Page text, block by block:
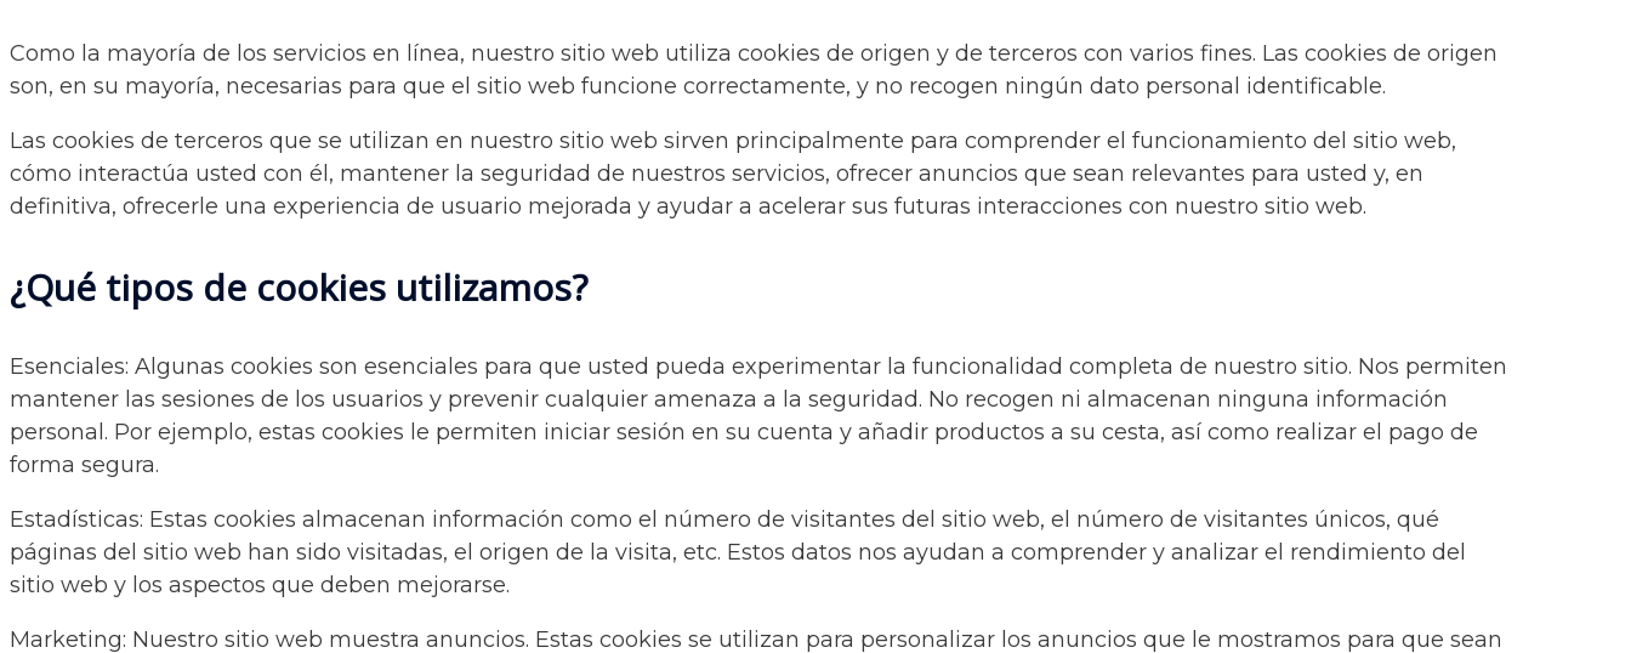
Como la mayoría de los servicios en línea, nuestro sitio web utiliza cookies de origen y de terceros con varios fines. Las cookies de origen
son, en su mayoría, necesarias para que el sitio web funcione correctamente, y no recogen ningún dato personal identificable.
Las cookies de terceros que se utilizan en nuestro sitio web sirven principalmente para comprender el funcionamiento del sitio web,
cómo interactúa usted con él, mantener la seguridad de nuestros servicios, ofrecer anuncios que sean relevantes para usted y, en
definitiva, ofrecerle una experiencia de usuario mejorada y ayudar a acelerar sus futuras interacciones con nuestro sitio web.
¿Qué tipos de cookies utilizamos?
Esenciales: Algunas cookies son esenciales para que usted pueda experimentar la funcionalidad completa de nuestro sitio. Nos permiten
mantener las sesiones de los usuarios y prevenir cualquier amenaza a la seguridad. No recogen ni almacenan ninguna información
personal. Por ejemplo, estas cookies le permiten iniciar sesión en su cuenta y añadir productos a su cesta, así como realizar el pago de
forma segura.
Estadísticas: Estas cookies almacenan información como el número de visitantes del sitio web, el número de visitantes únicos, qué
páginas del sitio web han sido visitadas, el origen de la visita, etc. Estos datos nos ayudan a comprender y analizar el rendimiento del
sitio web y los aspectos que deben mejorarse.
Marketing: Nuestro sitio web muestra anuncios. Estas cookies se utilizan para personalizar los anuncios que le mostramos para que sean